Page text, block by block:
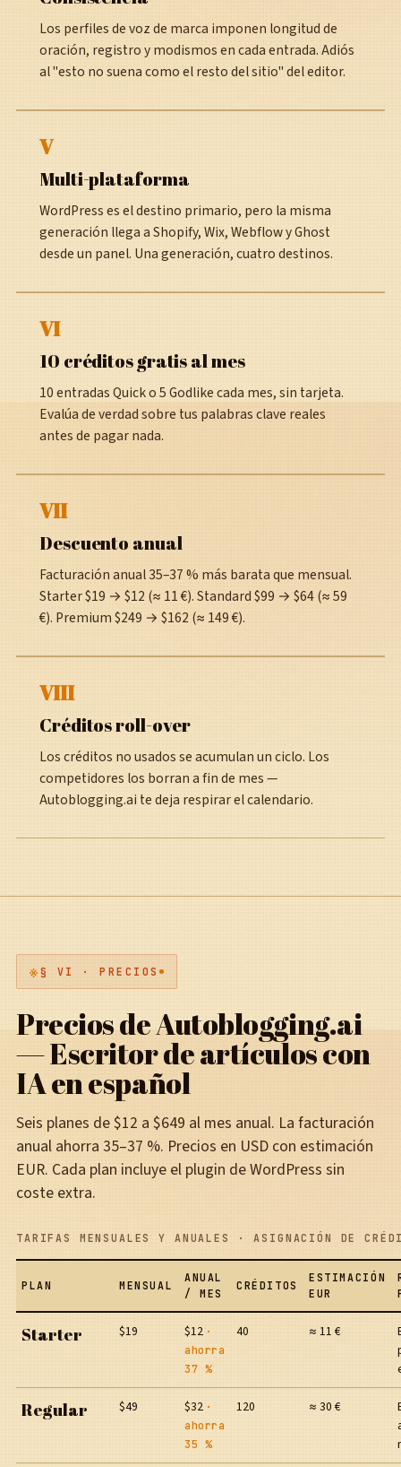
Los perfiles de voz de marca imponen longitud de
oración, registro y modismos en cada entrada. Adiós
al "esto no suena como el resto del sitio" del editor.
V
Multi-plataforma
WordPress es el destino primario, pero la misma
generación llega a Shopify, Wix, Webflow y Ghost
desde un panel. Una generación, cuatro destinos.
VI
10 créditos gratis al mes
10 entradas Quick o 5 Godlike cada mes, sin tarjeta.
Evalúa de verdad sobre tus palabras clave reales
antes de pagar nada.
VII
Descuento anual
Facturación anual 35–37 % más barata que mensual.
Starter $19 → $12 (≈ 11 €). Standard $99 → $64 (≈ 59
€). Premium $249 → $162 (≈ 149 €).
VIII
Créditos roll-over
Los créditos no usados se acumulan un ciclo. Los
competidores los borran a fin de mes —
Autoblogging.ai te deja respirar el calendario.
§ VI · PRECIOS
Precios de Autoblogging.ai
— Escritor de artículos con
IA en español
Seis planes de $12 a $649 al mes anual. La facturación
anual ahorra 35–37 %. Precios en USD con estimación
EUR. Cada plan incluye el plugin de WordPress sin
coste extra.
TARIFAS MENSUALES Y ANUALES · ASIGNACIÓN DE
PLAN MENSUAL
ANUAL
/ MES
CRÉDITOS
ESTIMACIÓN
EUR
Starter $19 $12 ·
ahorra
37 %
40 ≈ 11 €
Regular $49 $32 ·
ahorra
35 %
120 ≈ 30 €